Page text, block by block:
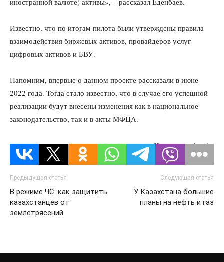
Известно, что по итогам пилота были утверждены правила
взаимодействия биржевых активов, провайдеров услуг
цифровых активов и БВУ.
Напомним, впервые о данном проекте рассказали в июне
2022 года. Тогда стало известно, что в случае его успешной
реализации будут внесены изменения как в национальное
законодательство, так и в акты МФЦА.
Источник: lsm.kz
Предыдущая статья
В режиме ЧС: как защитить
казахстанцев от
землетрясений
Следующая статья
У Казахстана большие
планы на нефть и газ